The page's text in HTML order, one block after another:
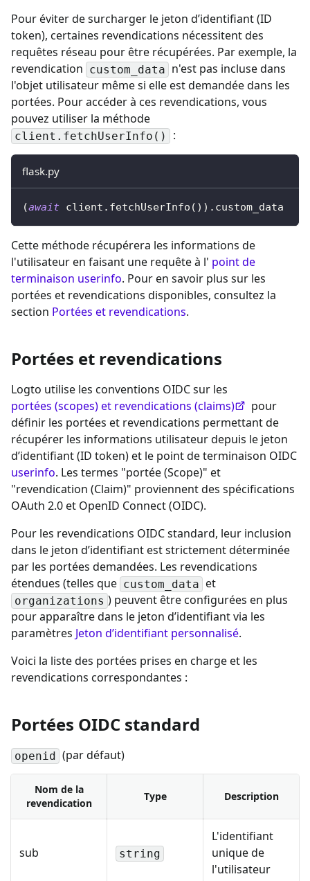
Pour éviter de surcharger le jeton d’identifiant (ID
token), certaines revendications nécessitent des
requêtes réseau pour être récupérées. Par exemple, la
revendication custom_data n'est pas incluse dans
l'objet utilisateur même si elle est demandée dans les
portées. Pour accéder à ces revendications, vous
pouvez utiliser la méthode
client.fetchUserInfo() :
flask.py
(await client . fetchUserInfo ( ) ) . custom_data
Cette méthode récupérera les informations de
l'utilisateur en faisant une requête à l' point de
terminaison userinfo. Pour en savoir plus sur les
portées et revendications disponibles, consultez la
section Portées et revendications.
Portées et revendications
Logto utilise les conventions OIDC sur les
portées (scopes) et revendications (claims)
pour
définir les portées et revendications permettant de
récupérer les informations utilisateur depuis le jeton
d’identifiant (ID token) et le point de terminaison OIDC
userinfo. Les termes "portée (Scope)" et
"revendication (Claim)" proviennent des spécifications
OAuth 2.0 et OpenID Connect (OIDC).
Pour les revendications OIDC standard, leur inclusion
dans le jeton d’identifiant est strictement déterminée
par les portées demandées. Les revendications
étendues (telles que custom_data et
organizations ) peuvent être configurées en plus
pour apparaître dans le jeton d’identifiant via les
paramètres Jeton d’identifiant personnalisé.
Voici la liste des portées prises en charge et les
revendications correspondantes :
Portées OIDC standard
openid (par défaut)
Nom de la
revendication
Type Description
sub string
L'identifiant
unique de
l'utilisateur